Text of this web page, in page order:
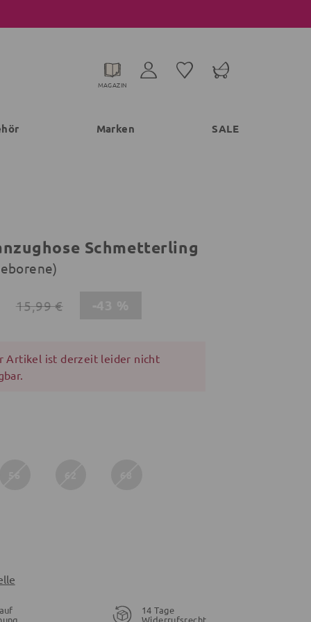
MAGAZIN
Marken SALE
Schmetterling
15,99 €
Artikel ist derzeit leider nicht
14 Tage
Widerrufsrecht